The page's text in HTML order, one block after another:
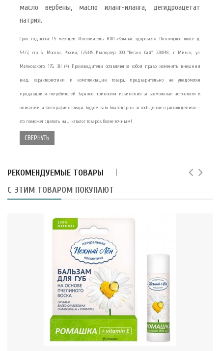
масло вербены, масло иланг-иланга, дегидроацетат
натрия.
Срок годности: 15 месяцев. Изготовитель: НПО «Компас здоровья», Пятницкое шоссе д.
54/2, стр. 6, Москва, Россия, 125335 Импортер: ООО "Веганс бай", 220048, г. Минск, ул.
Маяковского, 176, 3Н (4). Производители оставляют за собой право изменять внешний
вид, характеристики и комплектацию товара, предварительно не уведомляя
продавцов и потребителей. Заранее приносим извинения за возможные неточности в
описании и фотографиях товара. Будем вам благодарны за сообщение о расхождениях —
это поможет сделать наш каталог товаров более точным!
СВЕРНУТЬ
РЕКОМЕНДУЕМЫЕ ТОВАРЫ
С ЭТИМ ТОВАРОМ ПОКУПАЮТ